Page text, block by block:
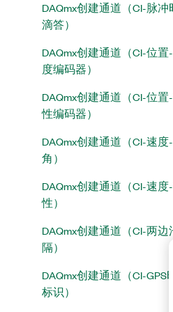
DAQmx创建通道（CI-脉冲
滴答）
DAQmx创建通道（CI-位置
度编码器）
DAQmx创建通道（CI-位置
性编码器）
DAQmx创建通道（CI-速度-
角）
DAQmx创建通道（CI-速度
性）
DAQmx创建通道（CI-两边
隔）
DAQmx创建通道（CI-GPS
标识）